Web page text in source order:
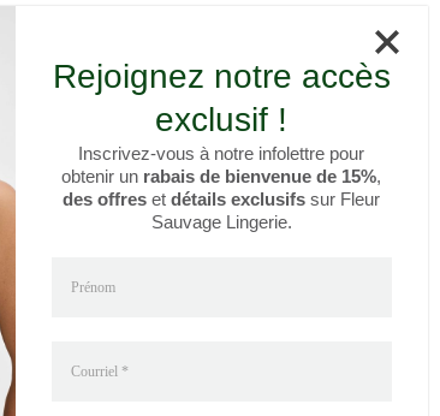
Rejoignez notre accès
exclusif !
Inscrivez-vous à notre infolettre pour
obtenir un rabais de bienvenue de 15%,
des offres etdétails exclusifs sur Fleur
Sauvage Lingerie.
Prénom
Courriel*